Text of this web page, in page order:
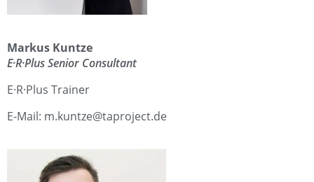
Markus Kuntze
E·R·Plus Senior Consultant
E·R·Plus Trainer
E-Mail: m.kuntze@taproject.de